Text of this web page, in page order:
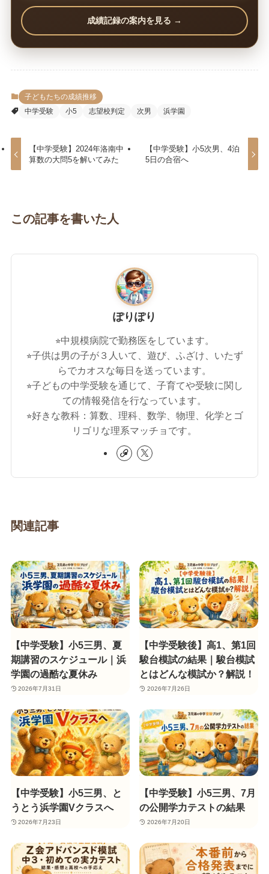
成績記録の案内を見る →
子どもたちの成績推移
中学受験
小5 志望校判定 次男 浜学園
【中学受験】2024年洛南中
算数の大問5を解いてみた
【中学受験】小5次男、4泊
5日の合宿へ
この記事を書いた人
ぽりぽり
⭐︎中規模病院で勤務医をしています。
⭐︎子供は男の子が３人いて、遊び、ふざけ、いたず
らでカオスな毎日を送っています。
⭐︎子どもの中学受験を通じて、子育てや受験に関し
ての情報発信を行なっています。
⭐︎好きな教科：算数、理科、数学、物理、化学とゴ
リゴリな理系マッチョです。
関連記事
【中学受験】小5三男、夏
期講習のスケジュール｜浜
学園の過酷な夏休み
2026年7月31日
【中学受験後】高1、第1回
駿台模試の結果｜駿台模試
とはどんな模試か？解説！
2026年7月26日
【中学受験】小5三男、と
うとう浜学園Vクラスへ
2026年7月23日
【中学受験】小5三男、7月
の公開学力テストの結果
2026年7月20日